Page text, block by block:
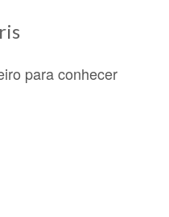
para conhecer